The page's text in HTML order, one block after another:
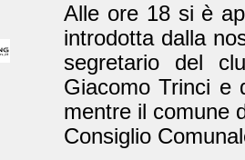
Alle ore 18 si è
introdotta dalla
segretario del
Giacomo Trinci e
mentre il comune
Consiglio